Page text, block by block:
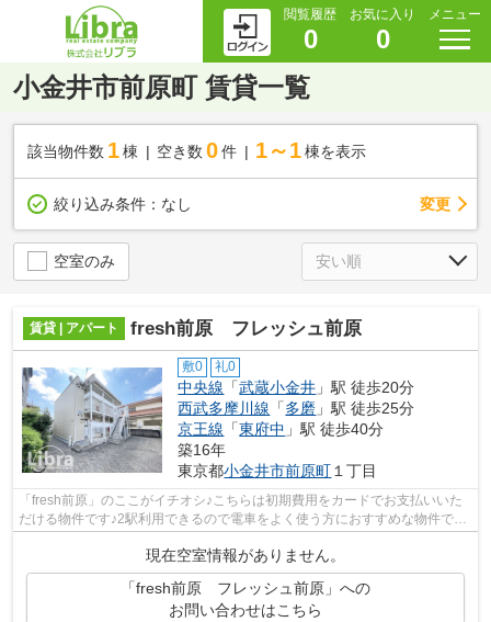
閲覧履歴
0
お気に入り
0
メニュー
小金井市前原町 賃貸一覧
該当物件数 1棟 空き数 0 件 1～1 棟を表示
絞り込み条件： なし 変更
空室のみ
賃貸 | アパート fresh前原 フレッシュ前原
敷0 礼0
中央線 「武蔵小金井 」駅 徒歩20分
西武多摩川線 「多磨 」駅 徒歩25分
京王線 「東府中 」駅 徒歩40分
築16年
東京都小金井市前原町１丁目
「fresh前原」のここがイチオシ♪こちらは初期費用をカードでお支払いいた
だける物件です♪2駅利用できるので電車をよく使う方におすすめな物件です
現在空室情報がありません。
「fresh前原 フレッシュ前原」への
お問い合わせはこちら